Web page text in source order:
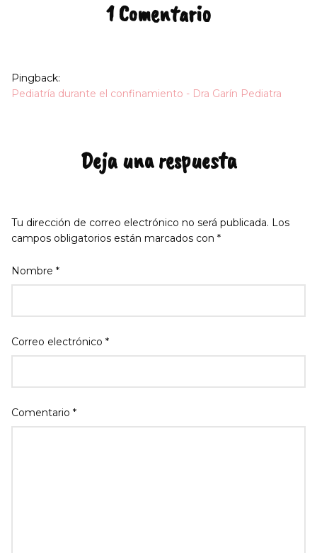
1 Comentario
Pingback:
Pediatría durante el confinamiento - Dra Garín Pediatra
Deja una respuesta
Tu dirección de correo electrónico no será publicada. Los
campos obligatorios están marcados con *
Comentario *
Nombre *
Correo electrónico *